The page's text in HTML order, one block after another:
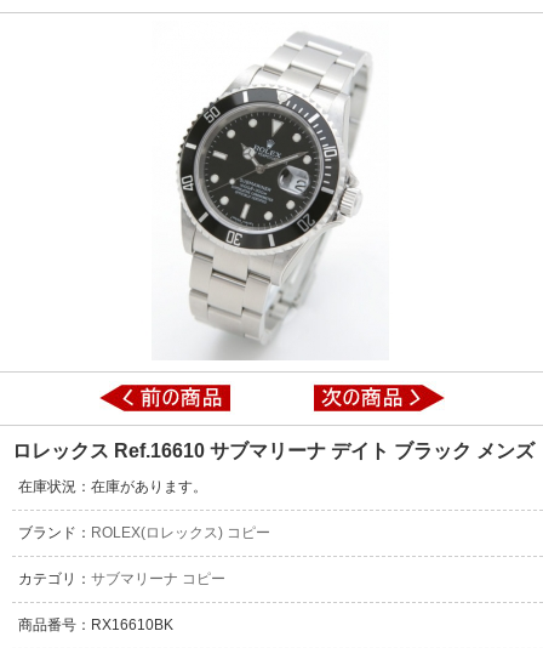
ロレックス Ref.16610 サブマリーナ デイト ブラック メンズ
在庫状況：在庫があります。
ブランド： ROLEX(ロレックス) コピー
カテゴリ： サブマリーナ コピー
商品番号：RX16610BK